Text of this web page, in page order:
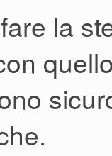
degna
anche
di
la